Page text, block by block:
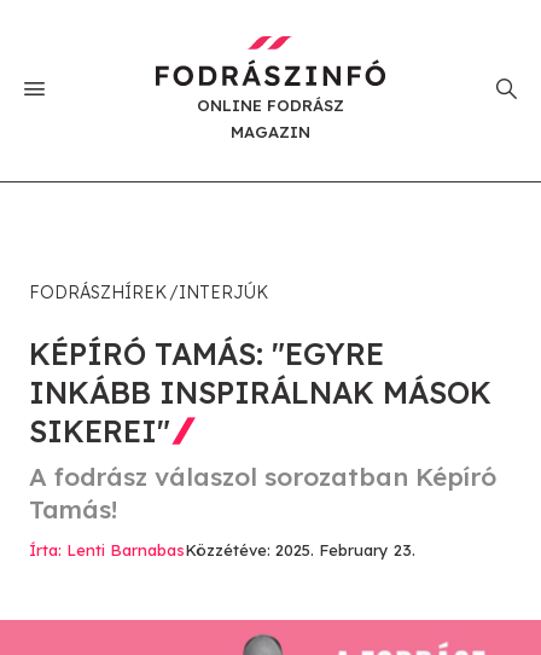
ONLINE FODRÁSZ
MAGAZIN
FODRÁSZHÍREK INTERJÚK
KÉPÍRÓ TAMÁS: "EGYRE
INKÁBB INSPIRÁLNAK MÁSOK
SIKEREI"
A fodrász válaszol sorozatban Képíró
Tamás!
Írta: Lenti BarnabasKözzétéve: 2025. February 23.